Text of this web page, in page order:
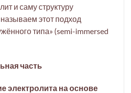
и саму структуру
этот подход
типа» (semi-immersed
часть
электролита на основе